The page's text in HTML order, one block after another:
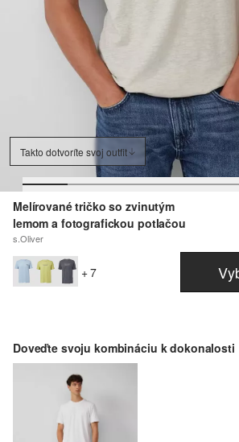
Takto dotvoríte svoj outfit
Melírované tričko so zvinutým
lemom a fotografickou potlačou
s.Oliver
+ 7
Doveďte svoju kombináciu k dokonalosti